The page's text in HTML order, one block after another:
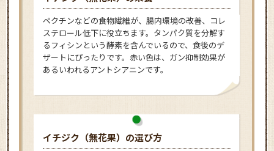
ペクチンなどの食物繊維が、腸内環境の改善、コレ
ステロール低下に役立ちます。タンパク質を分解す
るフィシンという酵素を含んでいるので、食後のデ
ザートにぴったりです。赤い色は、ガン抑制効果が
あるいわれるアントシアニンです。
イチジク（無花果）の選び方